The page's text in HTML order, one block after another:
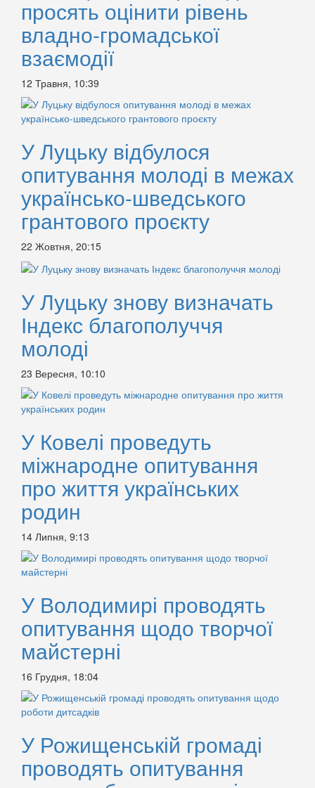
просять оцінити рівень
владно-громадської
взаємодії
12 Травня, 10:39
У Луцьку відбулося
опитування молоді в межах
українсько-шведського
грантового проєкту
22 Жовтня, 20:15
У Луцьку знову визначать
Індекс благополуччя
молоді
23 Вересня, 10:10
У Ковелі проведуть
міжнародне опитування
про життя українських
родин
14 Липня, 9:13
У Володимирі проводять
опитування щодо творчої
майстерні
16 Грудня, 18:04
У Рожищенській громаді
проводять опитування